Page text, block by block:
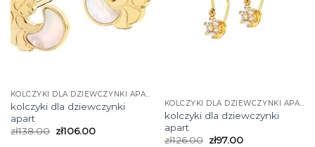
KOLCZYKI DLA DZIEWCZYNKI APART
kolczyki dla dziewczynki
apart
zł138.00 zł106.00
KOLCZYKI DLA DZIEWCZYNKI APART
kolczyki dla dziewczynki
apart
zł126.00 zł97.00